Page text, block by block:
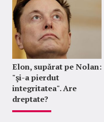
Elon, supărat pe Nolan:
"şi-a pierdut
integritatea". Are
dreptate?